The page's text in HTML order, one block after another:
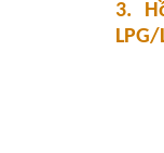
3.
LPG/